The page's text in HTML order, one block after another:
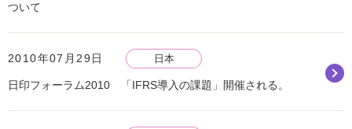
ついて
2010年07月29日 日本
日印フォーラム2010 「IFRS導入の課題」開催される。